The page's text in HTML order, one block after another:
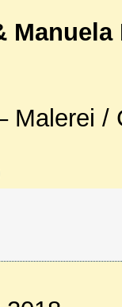
Manuela
Malerei /